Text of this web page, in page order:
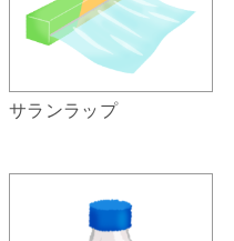
サランラップ